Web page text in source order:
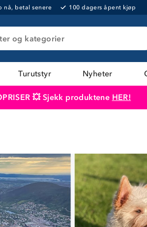
nå, betal senere 100 dagers åpent kjøp
og kategorier
Turutstyr Nyheter
💥 Sjekk produktene HER!